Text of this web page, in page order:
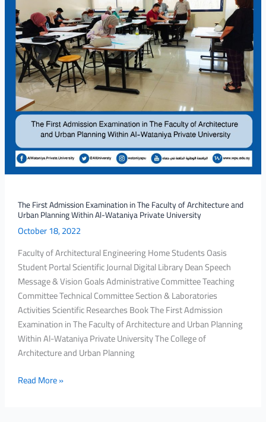
The First Admission Examination in The Faculty of Architecture and
Urban Planning Within Al-Wataniya Private University
October 18, 2022
Faculty of Architectural Engineering Home Students Oasis
Student Portal Scientific Journal Digital Library Dean Speech
Message & Vision Goals Administrative Committee Teaching
Committee Technical Committee Section & Laboratories
Activities Scientific Researches Book The First Admission
Examination in The Faculty of Architecture and Urban Planning
Within Al-Wataniya Private University The College of
Architecture and Urban Planning
Faculty
of
Architecture
and
Urban
Planning
Within
Al-
Wataniya
Private
University
Read More »